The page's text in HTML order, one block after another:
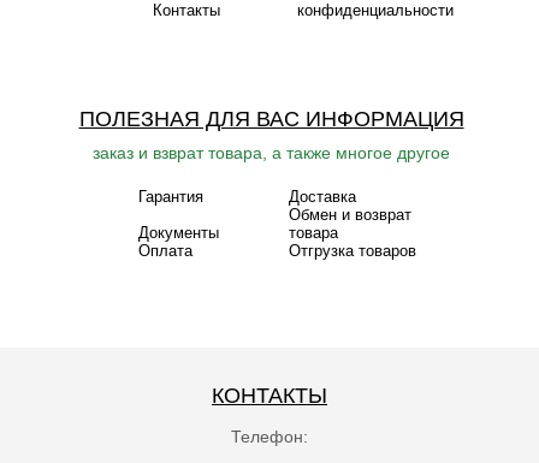
Контакты
конфиденциальности
ПОЛЕЗНАЯ ДЛЯ ВАС ИНФОРМАЦИЯ
заказ и взврат товара, а также многое другое
Гарантия
Доставка
Документы
Обмен и возврат
товара
Оплата
Отгрузка товаров
КОНТАКТЫ
Телефон: